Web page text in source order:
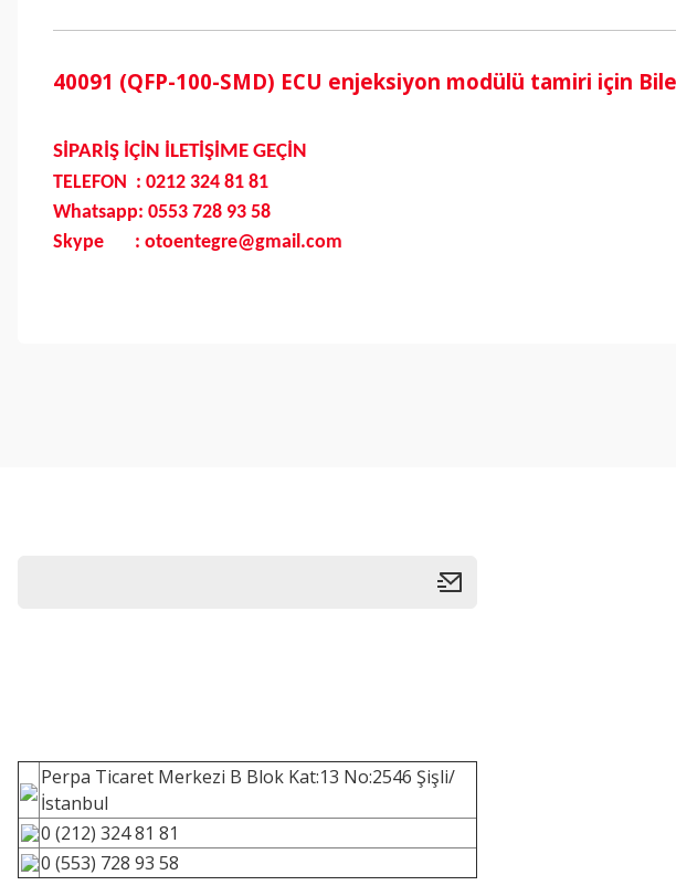
40091 (QFP-100-SMD) ECU enjeksiyon modülü tamiri için
SİPARİŞ İÇİN İLETİŞİME GEÇİN
TELEFON : 0212 324 81 81
Whatsapp: 0553 728 93 58
Skype : otoentegre@gmail.com
Perpa Ticaret Merkezi B Blok Kat:13 No:2546 Şişli/
İstanbul
0 (212) 324 81 81
0 (553) 728 93 58